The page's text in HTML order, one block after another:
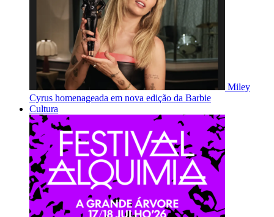
Miley
Cyrus homenageada em nova edição da Barbie
Cultura